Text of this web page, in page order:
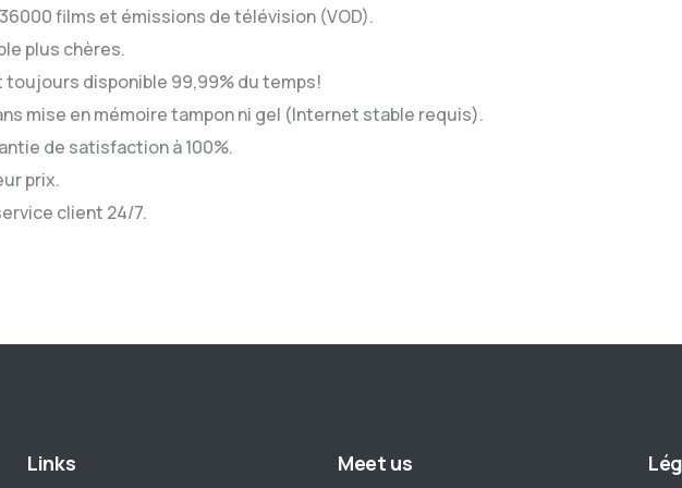
films et émissions de télévision (VOD).
plus chères.
toujours disponible 99,99% du temps!
mise en mémoire tampon ni gel (Internet stable requis).
de satisfaction à 100%.
prix.
client 24/7.
Links Meet us